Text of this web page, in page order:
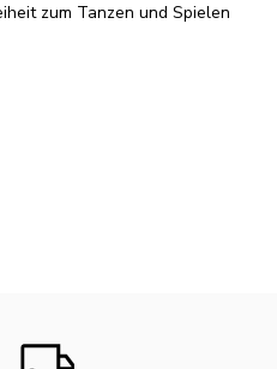
zum Tanzen und Spielen